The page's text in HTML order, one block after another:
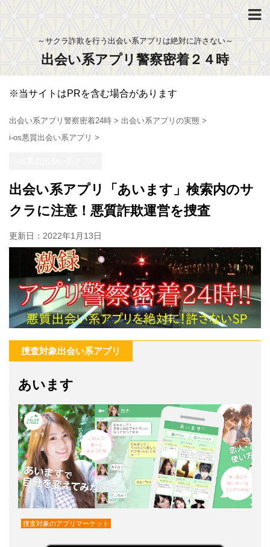
～サクラ詐欺を行う出会い系アプリは絶対に許さない～
出会い系アプリ警察密着２４時
※当サイトはPRを含む場合があります
出会い系アプリ警察密着24時 > 出会い系アプリの実態 >
i-os悪質出会い系アプリ >
出会い系アプリ「あいます」検索内のサ
クラに注意！悪質詐欺運営を捜査
更新日： 2022年1月13日
捜査対象出会い系アプリ
あいます
捜査対象のアプリマーケット